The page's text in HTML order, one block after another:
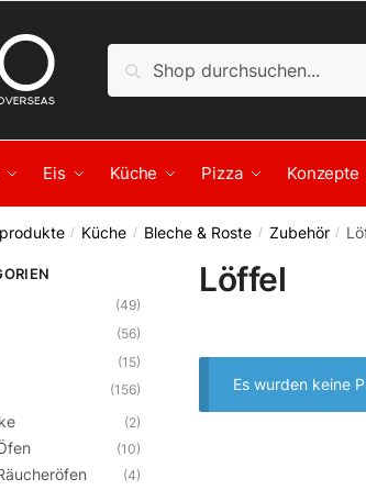
Suche
Eis Küche Pizza Konzepte
/ Küche / Bleche & Roste / Zubehör /
Löffel
Es wurden keine
(49)
(56)
(15)
(156)
(2)
(10)
(4)